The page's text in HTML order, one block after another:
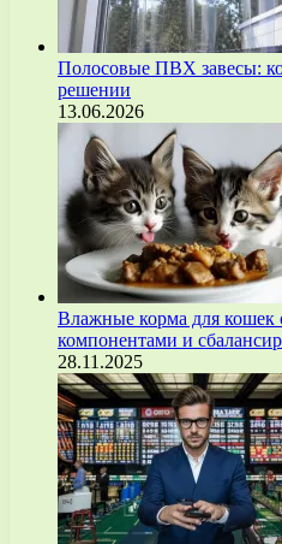
Полосовые ПВХ завесы:
решении
13.06.2026
Влажные корма для кошек
компонентами и
28.11.2025